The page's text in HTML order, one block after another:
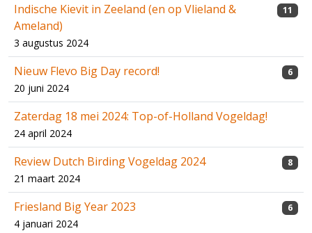
Indische Kievit in Zeeland (en op Vlieland &
Ameland)
3 augustus 2024
11
Nieuw Flevo Big Day record!
20 juni 2024
6
Zaterdag 18 mei 2024: Top-of-Holland Vogeldag!
24 april 2024
Review Dutch Birding Vogeldag 2024
21 maart 2024
8
Friesland Big Year 2023
4 januari 2024
6